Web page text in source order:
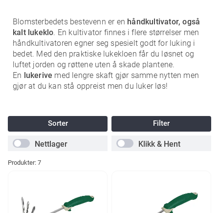
Blomsterbedets bestevenn er en håndkultivator, også
kalt lukeklo. En kultivator finnes i flere størrelser men
håndkultivatoren egner seg spesielt godt for luking i
bedet. Med den praktiske lukekloen får du løsnet og
luftet jorden og røttene uten å skade plantene.
En lukerive med lengre skaft gjør samme nytten men
gjør at du kan stå oppreist men du luker løs!
Nettlager Klikk & Hent
Produkter: 7
Filter
Sorter